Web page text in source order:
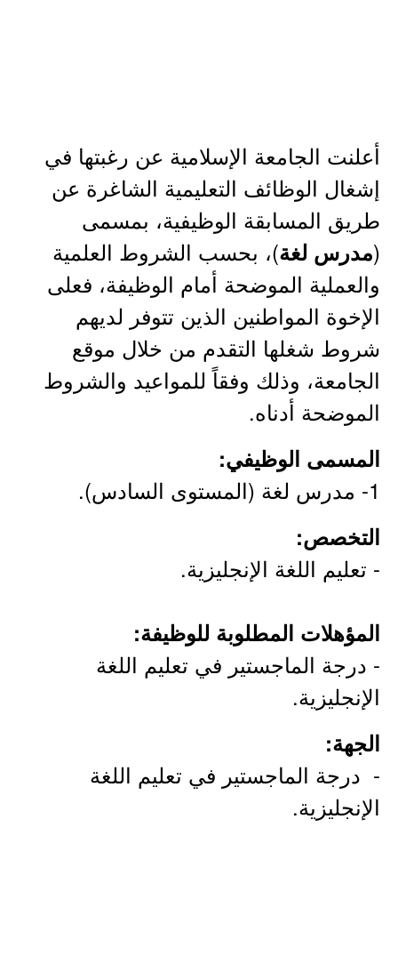
أعلنت الجامعة الإسلامية عن رغبتها في
إشغال الوظائف التعليمية الشاغرة عن
طريق المسابقة الوظيفية، بمسمى
(مدرس لغة)، بحسب الشروط العلمية
والعملية الموضحة أمام الوظيفة، فعلى
الإخوة المواطنين الذين تتوفر لديهم
شروط شغلها التقدم من خلال موقع
الجامعة، وذلك وفقاً للمواعيد والشروط
الموضحة أدناه.
المسمى الوظيفي:
1- مدرس لغة (المستوى السادس).
التخصص:
- تعليم اللغة الإنجليزية.
المؤهلات المطلوبة للوظيفة:
- درجة الماجستير في تعليم اللغة
الإنجليزية.
الجهة:
- درجة الماجستير في تعليم اللغة
الإنجليزية.